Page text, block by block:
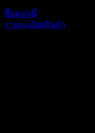
ซื้อตอนนี้
รายละเอียดสินค้า